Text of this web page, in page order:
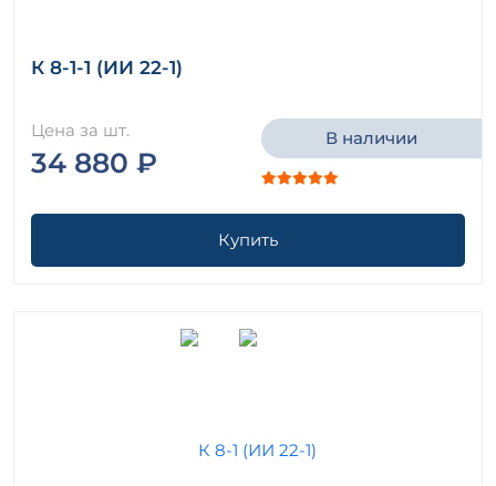
К 8-1-1 (ИИ 22-1)
Цена за шт.
34 880 ₽
В наличии
Купить